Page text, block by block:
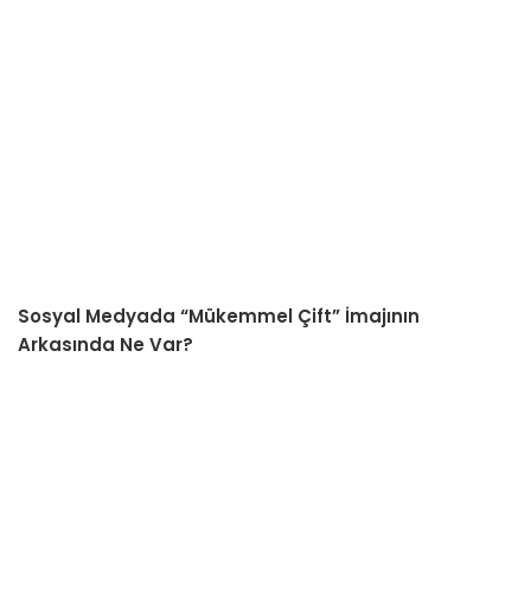
Sosyal Medyada “Mükemmel Çift” İmajının
Arkasında Ne Var?